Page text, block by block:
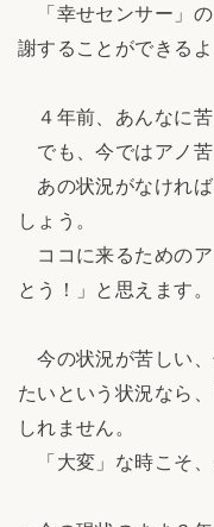
「幸せセンサー」
謝することができるよ
４年前、あんなに苦
でも、今ではアノ苦
あの状況がなけれ
しょう。
ココに来るための
とう！」と思えます。
今の状況が苦しい、
たいという状況なら
しれません。
「大変」な時こそ、